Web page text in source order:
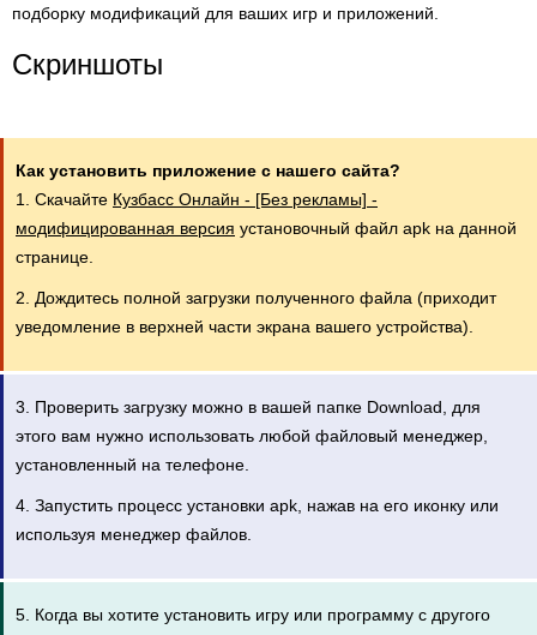
подборку модификаций для ваших игр и приложений.
Скриншоты
Как установить приложение с нашего сайта?
1. Скачайте Кузбасс Онлайн - [Без рекламы] -
модифицированная версия установочный файл apk на данной
странице.
2. Дождитесь полной загрузки полученного файла (приходит
уведомление в верхней части экрана вашего устройства).
3. Проверить загрузку можно в вашей папке Download, для
этого вам нужно использовать любой файловый менеджер,
установленный на телефоне.
4. Запустить процесс установки apk, нажав на его иконку или
используя менеджер файлов.
5. Когда вы хотите установить игру или программу с другого